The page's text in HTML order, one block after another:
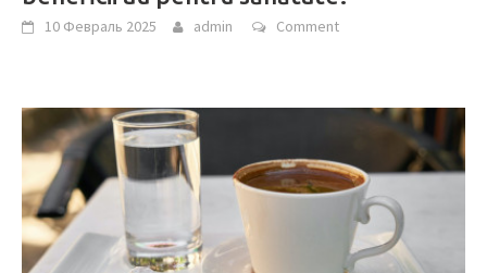
10 Февраль 2025 admin Comment